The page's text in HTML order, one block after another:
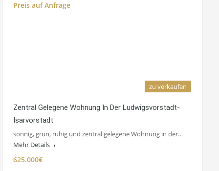
Preis auf Anfrage
zu verkaufen
Zentral Gelegene Wohnung In Der Ludwigsvorstadt-
Isarvorstadt
sonnig, grün, ruhig und zentral gelegene Wohnung in der…
Mehr Details
625.000€